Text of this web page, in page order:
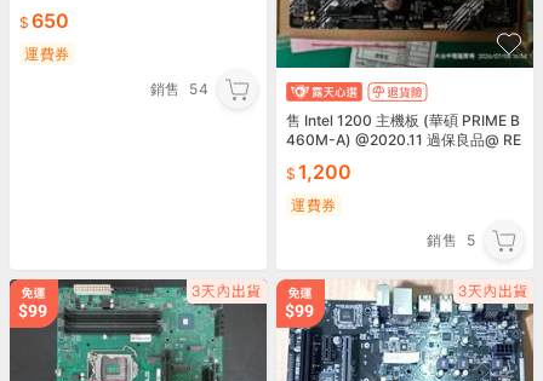
650
運費券
銷售
54
售 Intel 1200 主機板 (華碩 PRIME B
460M-A) @2020.11 過保良品@ RE
1,200
運費券
銷售
5